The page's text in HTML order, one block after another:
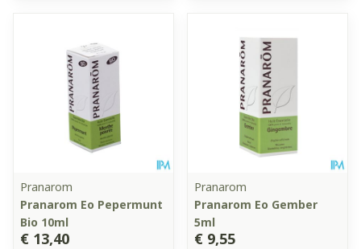
Pranarom
Pranarom Eo Pepermunt
Bio 10ml
€ 13,40
Pranarom
Pranarom Eo Gember
5ml
€ 9,55